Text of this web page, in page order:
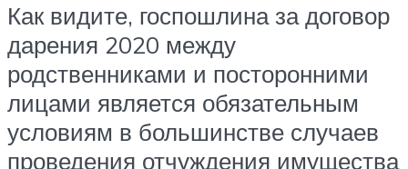
Как видите, госпошлина за договор
дарения 2020 между
родственниками и посторонними
лицами является обязательным
условиям в большинстве случаев
проведения отчуждения имущества